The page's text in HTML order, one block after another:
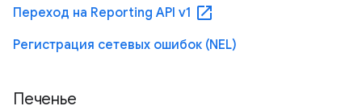
Переход на Reporting API v1 open_in_new
Регистрация сетевых ошибок (NEL)
Печенье